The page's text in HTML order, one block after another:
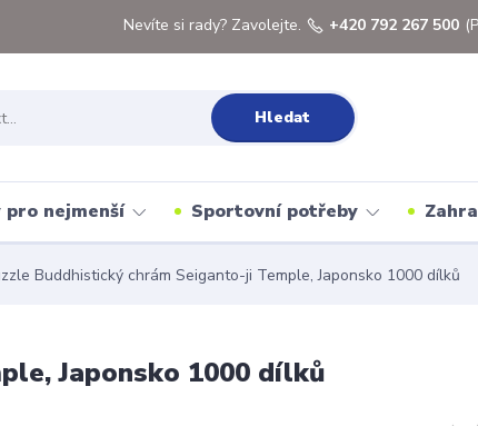
Hledat
Nevíte si rady? Zavolejte. +420 792 267 500
pro nejmenší Sportovní potřeby
Buddhistický chrám Seiganto-ji Temple, Japonsko 1000 dílků
Japonsko 1000 dílků